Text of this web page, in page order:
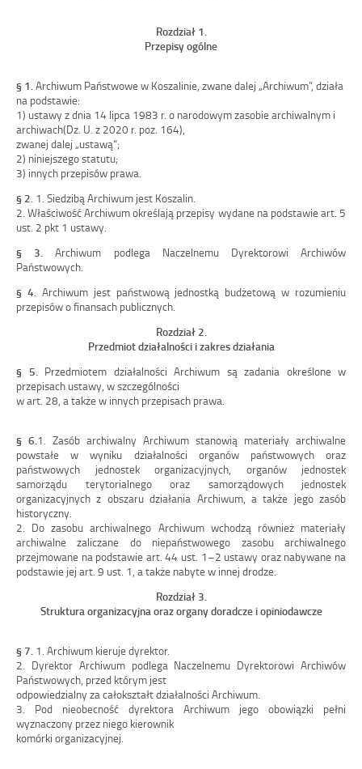
Rozdział 1.
Przepisy ogólne
§ 1.Archiwum Państwowe w Koszalinie, zwane dalej „Archiwum”, działa
na podstawie:
1) ustawy zdnia 14 lipca 1983 r. o narodowym zasobie archiwalnym i
archiwach(Dz. U. z 2020 r. poz. 164),
zwanej dalej „ustawą”;
2) niniejszego statutu;
3) innych przepisów prawa.
§ 2. 1. Siedzibą Archiwum jest Koszalin.
2. Właściwość Archiwum określają przepisy wydane na podstawie art. 5
ust. 2 pkt 1 ustawy.
§
3.
Archiwum podlega Naczelnemu Dyrektorowi Archiwów
Państwowych.
§ 4. Archiwum jest państwową jednostką budżetową w rozumieniu
przepisów ofinansach publicznych.
Rozdział 2.
Przedmiotdziałalności izakres działania
§ 5. Przedmiotem działalności Archiwum są zadania określone w
przepisach ustawy, wszczególności
wart. 28, atakże w innych przepisach prawa.
§ 6.1. Zasób archiwalny Archiwum stanowią materiały archiwalne
powstałe w
wyniku działalności organów państwowych oraz
państwowych jednostek organizacyjnych, organów jednostek
samorządu terytorialnego oraz samorządowych jednostek
organizacyjnych z obszaru działania Archiwum, a także jego zasób
historyczny.
2. Do zasobu archiwalnego Archiwum wchodzą również materiały
archiwalne zaliczane do niepaństwowego zasobu archiwalnego
przejmowane na podstawie art. 44 ust. 1–2 ustawy oraz nabywane na
podstawie jej art. 9 ust. 1, atakże nabyte w innej drodze.
Rozdział 3.
Struktura organizacyjna oraz organy doradcze iopiniodawcze
§ 7. 1. Archiwum kieruje dyrektor.
2. Dyrektor Archiwum podlega Naczelnemu Dyrektorowi Archiwów
Państwowych, przed którym jest
odpowiedzialny za całokształt działalności Archiwum.
3.
Pod nieobecność dyrektora Archiwum jego obowiązki
pełni
wyznaczony przez niego kierownik
komórki organizacyjnej.